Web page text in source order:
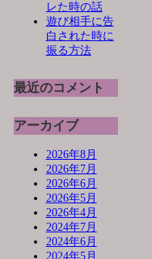
レた時の話
遊び相手に告
白された時に
振る方法
最近のコメント
アーカイブ
2026年8月
2026年7月
2026年6月
2026年5月
2026年4月
2024年7月
2024年6月
2024年5月